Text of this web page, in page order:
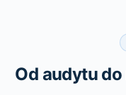
Od audytu do